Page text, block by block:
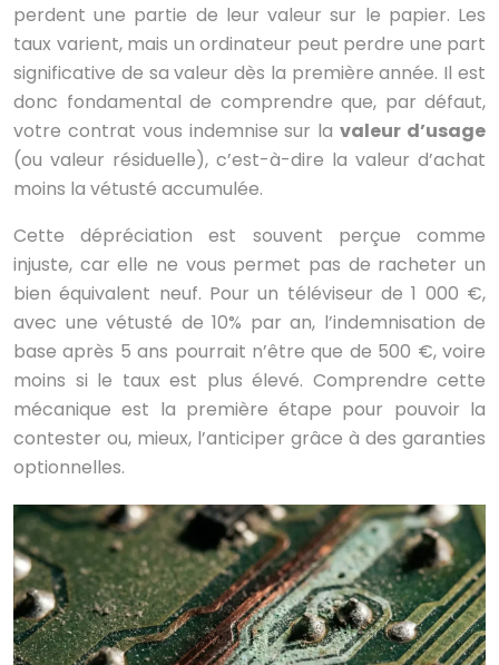
perdent une partie de leur valeur sur le papier. Les
taux varient, mais un ordinateur peut perdre une part
significative de sa valeur dès la première année. Il est
donc fondamental de comprendre que, par défaut,
votre contrat vous indemnise sur lavaleur d’usage
(ou valeur résiduelle), c’est-à-dire la valeur d’achat
moins la vétusté accumulée.
Cette dépréciation est souvent perçue comme
injuste, car elle ne vous permet pas de racheter un
bien équivalent neuf. Pour un téléviseur de 1 000 €,
avec une vétusté de 10% par an, l’indemnisation de
base après 5 ans pourrait n’être que de 500 €, voire
moins si le taux est plus élevé. Comprendre cette
mécanique est la première étape pour pouvoir la
contester ou, mieux, l’anticiper grâce à des garanties
optionnelles.